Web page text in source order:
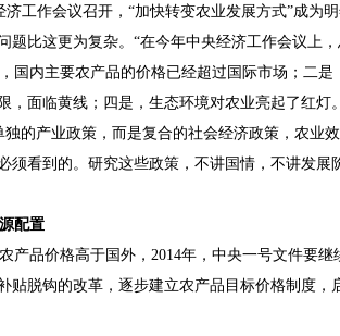
工作会议召开，“加快转变农业发展方式”成为
题比这更为复杂。“在今年中央经济工作会议上
国内主要农产品的价格已经超过国际市场；二是
，面临黄线；四是，生态环境对农业亮起了红灯
的产业政策，而是复合的社会经济政策，农业
须看到的。研究这些政策，不讲国情，不讲发展
配置
产品价格高于国外，2014年，中央一号文件要
贴脱钩的改革，逐步建立农产品目标价格制度